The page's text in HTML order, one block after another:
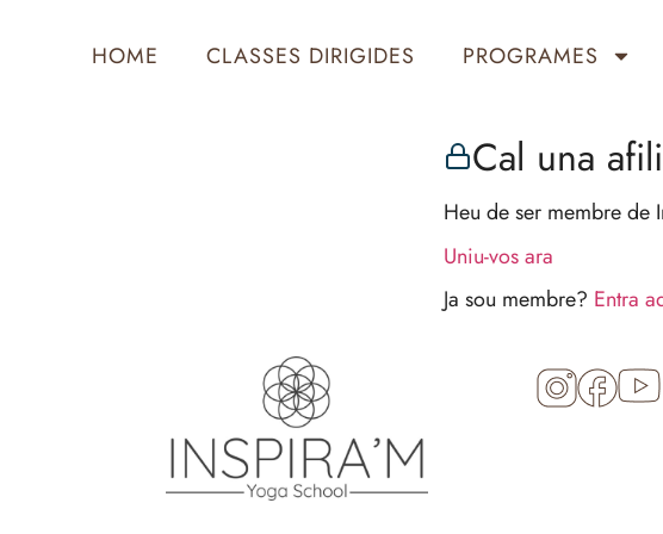
HOME CLASSES DIRIGIDES PROGRAMES
Cal una
Heu de ser membre de
Uniu-vos ara
Ja sou membre? Entra